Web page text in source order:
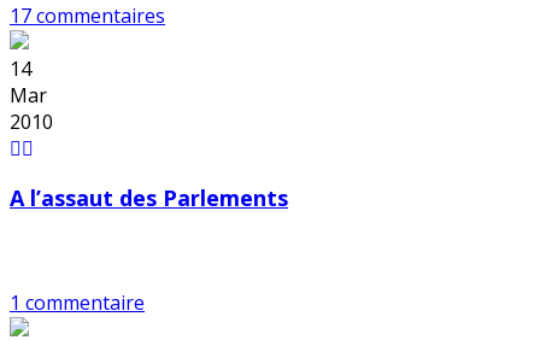
17 commentaires
14
Mar
2010
A l’assaut des Parlements
1 commentaire